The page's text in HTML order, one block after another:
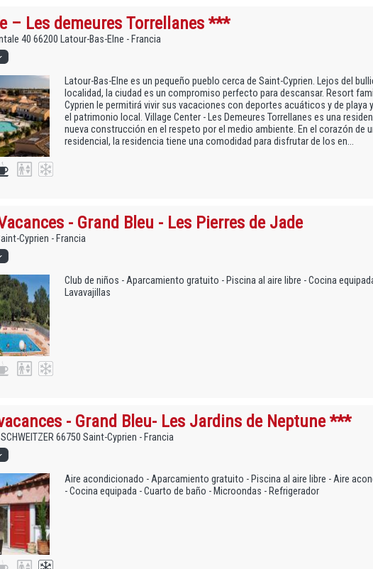
– Les demeures Torrellanes ***
40 66200 Latour-Bas-Elne - Francia
Latour-Bas-Elne es un pequeño pueblo cerca de Saint-Cyprien. Lejos del
localidad, la ciudad es un compromiso perfecto para descansar. Resort
Cyprien le permitirá vivir sus vacaciones con deportes acuáticos y de playa
el patrimonio local. Village Center - Les Demeures Torrellanes es una
nueva construcción en el respeto por el medio ambiente. En el corazón de
residencial, la residencia tiene una comodidad para disfrutar de los en...
- Grand Bleu - Les Pierres de Jade
Cyprien - Francia
Club de niños - Aparcamiento gratuito - Piscina al aire libre - Cocina
Lavavajillas
- Grand Bleu- Les Jardins de Neptune ***
SCHWEITZER 66750 Saint-Cyprien - Francia
Aire acondicionado - Aparcamiento gratuito - Piscina al aire libre - Aire
- Cocina equipada - Cuarto de baño - Microondas - Refrigerador